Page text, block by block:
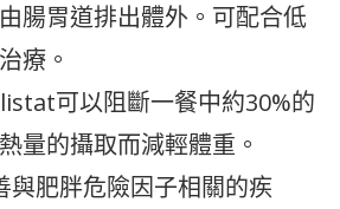
腸胃道排出體外。可配合低
療。
可以阻斷一餐中約30%的
量的攝取而減輕體重。
肥胖危險因子相關的疾